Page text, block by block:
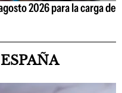
2026 para la carga de